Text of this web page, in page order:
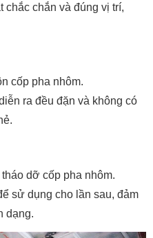
chắn và đúng vị trí,
cốp pha nhôm.
ra đều đặn và không có
dỡ cốp pha nhôm.
sử dụng cho lần sau, đảm
dạng.